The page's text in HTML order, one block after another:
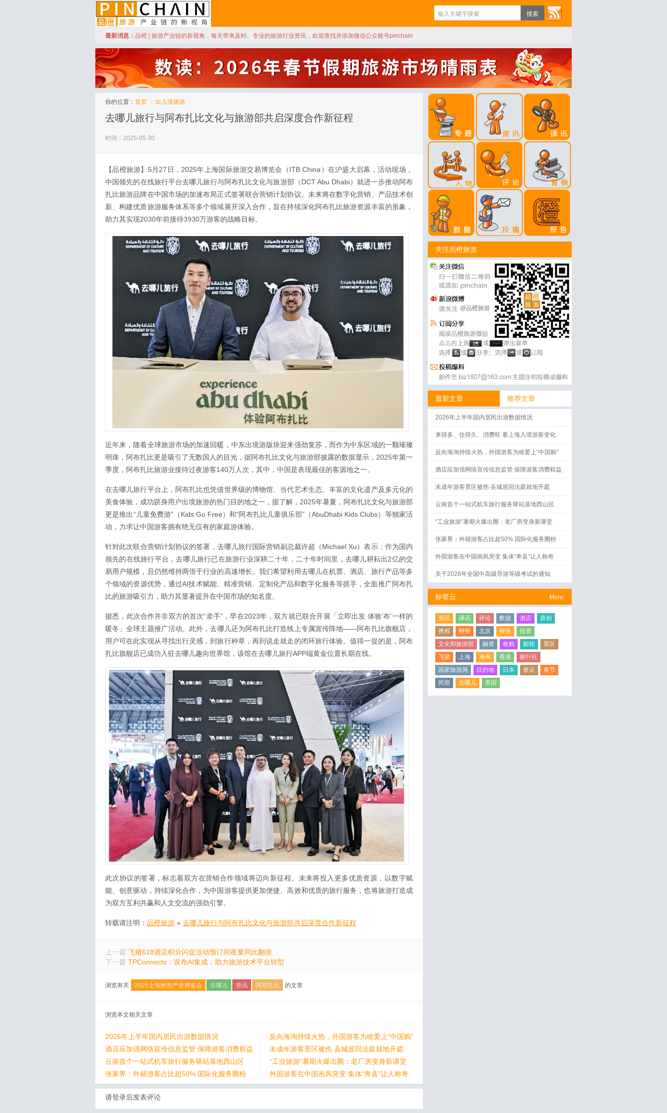
品橙旅游
最新消息： 品橙 | 旅游产业链的新视角，每天带来及时、专业的旅游行业资讯，欢迎查找并添加微信公众账号pinchain
你的位置： 首页 > 出入境旅游
去哪儿旅行与阿布扎比文化与旅游部共启深度合作新征程
时间：2025-05-30
【品橙旅游】5月27日，2025年上海国际旅游交易博览会（ITB China）在沪盛大启幕，活动现场，
中国领先的在线旅行平台去哪儿旅行与阿布扎比文化与旅游部（DCT Abu Dhabi）就进一步推动阿布
扎比旅游品牌在中国市场的加速布局正式签署联合营销计划协议。未来将在数字化营销、产品技术创
新、构建优质旅游服务体系等多个领域展开深入合作，旨在持续深化阿布扎比旅游资源丰富的形象，
助力其实现2030年前接待3930万游客的战略目标。
近年来，随着全球旅游市场的加速回暖，中东出境游版块迎来强劲复苏，而作为中东区域的一颗璀璨
明珠，阿布扎比更是吸引了无数国人的目光，据阿布扎比文化与旅游部披露的数据显示，2025年第一
季度，阿布扎比旅游业接待过夜游客140万人次，其中，中国是表现最佳的客源地之一。
在去哪儿旅行平台上，阿布扎比也凭借世界级的博物馆、当代艺术生态、丰富的文化遗产及多元化的
美食体验，成功跻身用户出境旅游的热门目的地之一，据了解，2025年暑夏，阿布扎比文化与旅游部
更是推出“儿童免费游”（Kids Go Free）和“阿布扎比儿童俱乐部”（AbuDhabi Kids Clubs）等独家活
动，力求让中国游客拥有绝无仅有的家庭游体验。
针对此次联合营销计划协议的签署，去哪儿旅行国际营销副总裁许超（Michael Xu）表示：作为国内
领先的在线旅行平台，去哪儿旅行已在旅游行业深耕二十年，二十年时间里，去哪儿耕耘出2亿的交
易用户规模，且仍然维持两倍于行业的高速增长。我们希望利用去哪儿在机票、酒店、旅行产品等多
个领域的资源优势，通过AI技术赋能、精准营销、定制化产品和数字化服务等抓手，全面推广阿布扎
比的旅游吸引力，助力其显著提升在中国市场的知名度。
据悉，此次合作并非双方的首次“牵手”，早在2023年，双方就已联合开展「立即出发 体验‘布’一样的
暖冬」全球主题推广活动。此外，去哪儿还为阿布扎比打造线上专属宣传阵地——阿布扎比旗舰店，
用户可在此实现从寻找出行灵感，到旅行种草，再到说走就走的闭环旅行体验。值得一提的是，阿布
扎比旗舰店已成功入驻去哪儿趣向世界馆，该馆在去哪儿旅行APP端黄金位置长期在线。
此次协议的签署，标志着双方在营销合作领域将迈向新征程。未来将投入更多优质资源，以数字赋
能、创意驱动，持续深化合作，为中国游客提供更加便捷、高效和优质的旅行服务，也将旅游打造成
为双方互利共赢和人文交流的强劲引擎。
转载请注明： 品橙旅游 » 去哪儿旅行与阿布扎比文化与旅游部共启深度合作新征程
上一篇 飞猪618酒店积分闪促活动预订间夜量同比翻倍
下一篇 TPConnects：宣布AI集成，助力旅游技术平台转型
浏览有关 2025上海旅游产业博览会 去哪儿 资讯 阿布扎比 的文章
浏览本文相关文章
2026年上半年国内居民出游数据情况
反向海淘持续火热，外国游客为啥爱上“中国购”
酒店应加强网络宣传信息监管 保障游客消费权益
未成年游客景区被伤 县城巡回法庭就地开庭
云南首个一站式机车旅行服务驿站落地西山区
“工业旅游”暑期火爆出圈：老厂房变身新课堂
张家界：外籍游客占比超50% 国际化服务圈粉
外国游客在中国画风突变 集体“奔县”让人称奇
请登录后发表评论
关注品橙旅游
@品橙旅游
最新文章 推荐文章
2026年上半年国内居民出游数据情况
来得多、住得久、消费旺 看上海入境游新变化
反向海淘持续火热，外国游客为啥爱上“中国购”
酒店应加强网络宣传信息监管 保障游客消费权益
未成年游客景区被伤 县城巡回法庭就地开庭
云南首个一站式机车旅行服务驿站落地西山区
“工业旅游”暑期火爆出圈：老厂房变身新课堂
张家界：外籍游客占比超50% 国际化服务圈粉
外国游客在中国画风突变 集体“奔县”让人称奇
关于2026年全国中高级导游等级考试的通知
More
标签云
资讯 译讯 评论 数据 酒店
原创
携程
财报 北京 报告
投资
文化和旅游部
融资 收购 邮轮
景区
飞猪
上海 海南 香港
旅行社
国家旅游局
目的地 日本 签证
春节
民宿
去哪儿 美国